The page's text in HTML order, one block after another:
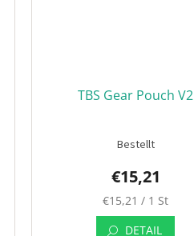
TBS Gear Pouch V2
Bestellt
€15,21
Verkaufspreis:
€15,21 / 1 St
DETAIL